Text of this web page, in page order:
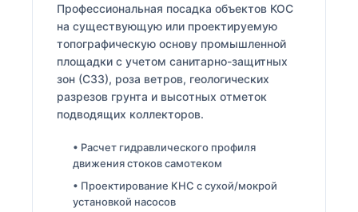
Профессиональная посадка объектов КОС
на существующую или проектируемую
топографическую основу промышленной
площадки с учетом санитарно-защитных
зон (СЗЗ), роза ветров, геологических
разрезов грунта и высотных отметок
подводящих коллекторов.
• Расчет гидравлического профиля
движения стоков самотеком
• Проектирование КНС с сухой/мокрой
установкой насосов